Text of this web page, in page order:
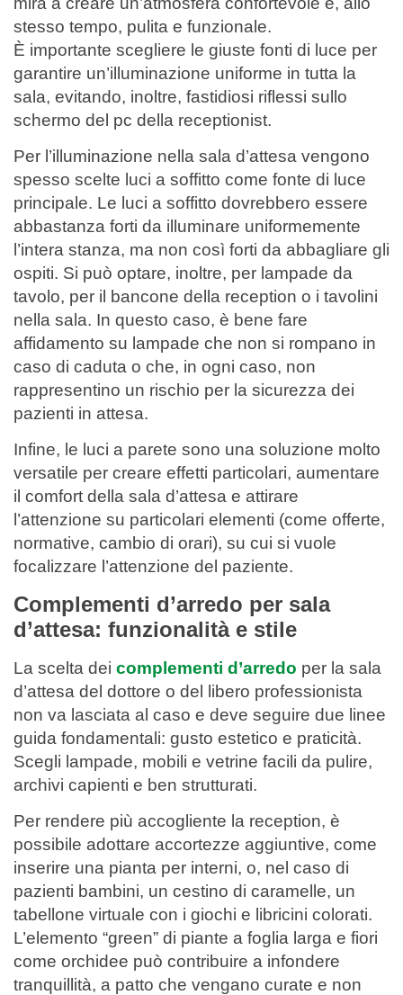
stesso tempo, pulita e funzionale.
È importante scegliere le giuste fonti di luce per
garantire un’illuminazione uniforme in tutta la
sala, evitando, inoltre, fastidiosi riflessi sullo
schermo del pc della receptionist.
Per l’illuminazione nella sala d’attesa vengono
spesso scelte luci a soffitto come fonte di luce
principale. Le luci a soffitto dovrebbero essere
abbastanza forti da illuminare uniformemente
l’intera stanza, ma non così forti da abbagliare gli
ospiti. Si può optare, inoltre, per lampade da
tavolo, per il bancone della reception o i tavolini
nella sala. In questo caso, è bene fare
affidamento su lampade che non si rompano in
caso di caduta o che, in ogni caso, non
rappresentino un rischio per la sicurezza dei
pazienti in attesa.
Infine, le luci a parete sono una soluzione molto
versatile per creare effetti particolari, aumentare
il comfort della sala d’attesa e attirare
l’attenzione su particolari elementi (come offerte,
normative, cambio di orari), su cui si vuole
focalizzare l’attenzione del paziente.
Complementi d’arredo per sala
d’attesa: funzionalità e stile
La scelta dei complementi d’arredo per la sala
d’attesa del dottore o del libero professionista
non va lasciata al caso e deve seguire due linee
guida fondamentali: gusto estetico e praticità.
Scegli lampade, mobili e vetrine facili da pulire,
archivi capienti e ben strutturati.
Per rendere più accogliente la reception, è
possibile adottare accortezze aggiuntive, come
inserire una pianta per interni, o, nel caso di
pazienti bambini, un cestino di caramelle, un
tabellone virtuale con i giochi e libricini colorati.
L’elemento “green” di piante a foglia larga e fiori
come orchidee può contribuire a infondere
tranquillità, a patto che vengano curate e non